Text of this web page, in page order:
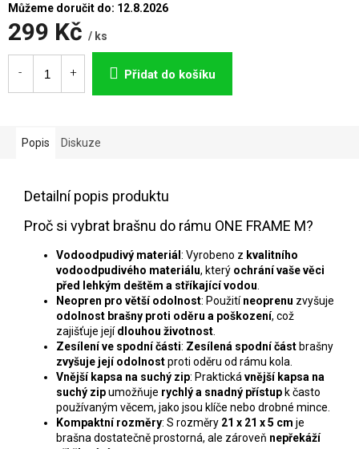
299 Kč / ks
Měrná
cena:
Můžeme doručit do: 12.8.2026
Přidat do košíku
Popis Diskuze
Detailní popis produktu
Proč si vybrat brašnu do rámu ONE FRAME M?
Vodoodpudivý materiál : Vyrobeno z kvalitního
vodoodpudivého materiálu, který ochrání vaše věci
před lehkým deštěm a stříkající vodou
Neopren pro větší odolnost: Použitíneoprenu zvyšuje
odolnost brašny proti oděru a poškození, což
zajišťuje jejídlouhou životnost
Zesílení ve spodní části: Zesílená spodní část brašny
zvyšuje její odolnostproti oděru od rámu kola.
Vnější kapsa na suchý zip: Praktická vnější kapsa na
suchý zipumožňuje rychlý a snadný přístup k často
používaným věcem, jako jsou klíče nebo drobné mince.
Kompaktní rozměry: S rozměry 21 x 21 x 5 cm je
brašna dostatečně prostorná, ale zároveň nepřekáží